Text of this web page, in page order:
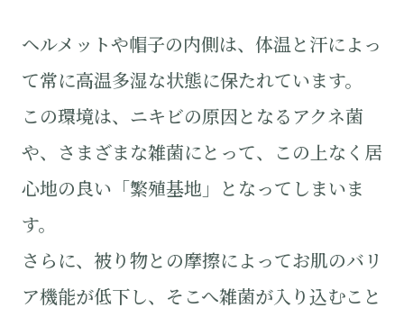
ヘルメットや帽子の内側は、体温と汗によっ
て常に高温多湿な状態に保たれています。
この環境は、ニキビの原因となるアクネ菌
や、さまざまな雑菌にとって、この上なく居
心地の良い「繁殖基地」となってしまいま
す。
さらに、被り物との摩擦によってお肌のバリ
ア機能が低下し、そこへ雑菌が入り込むこと